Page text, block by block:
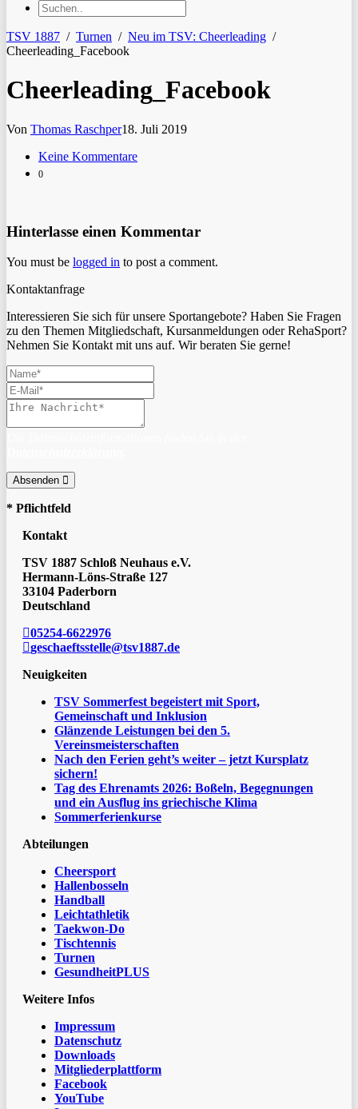
TSV 1887 / Turnen / Neu im TSV: Cheerleading /
Cheerleading_Facebook
Cheerleading_Facebook
Von Thomas Raschper18. Juli 2019
Keine Kommentare
0
Hinterlasse einen Kommentar
You must be logged in to post a comment.
Kontaktanfrage
Interessieren Sie sich für unsere Sportangebote? Haben Sie Fragen
zu den Themen Mitgliedschaft, Kursanmeldungen oder RehaSport?
Nehmen Sie Kontakt mit uns auf. Wir beraten Sie gerne!
Absenden
* Pflichtfeld
Kontakt
TSV 1887 Schloß Neuhaus e.V.
Hermann-Löns-Straße 127
33104 Paderborn
Deutschland
05254-6622976
geschaeftsstelle@tsv1887.de
Neuigkeiten
TSV Sommerfest begeistert mit Sport,
Gemeinschaft und Inklusion
Glänzende Leistungen bei den 5.
Vereinsmeisterschaften
Nach den Ferien geht’s weiter – jetzt Kursplatz
sichern!
Tag des Ehrenamts 2026: Boßeln, Begegnungen
und ein Ausflug ins griechische Klima
Sommerferienkurse
Abteilungen
Cheersport
Hallenbosseln
Handball
Leichtathletik
Taekwon-Do
Tischtennis
Turnen
GesundheitPLUS
Weitere Infos
Impressum
Datenschutz
Downloads
Mitgliederplattform
Facebook
YouTube